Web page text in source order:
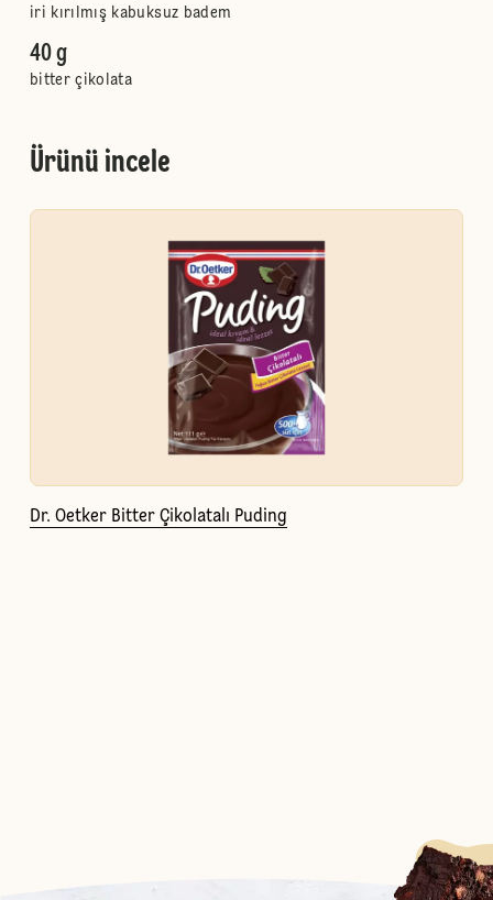
iri kırılmış kabuksuz badem
40 g
bitter çikolata
Ürünü incele
Dr. Oetker Bitter Çikolatalı Puding